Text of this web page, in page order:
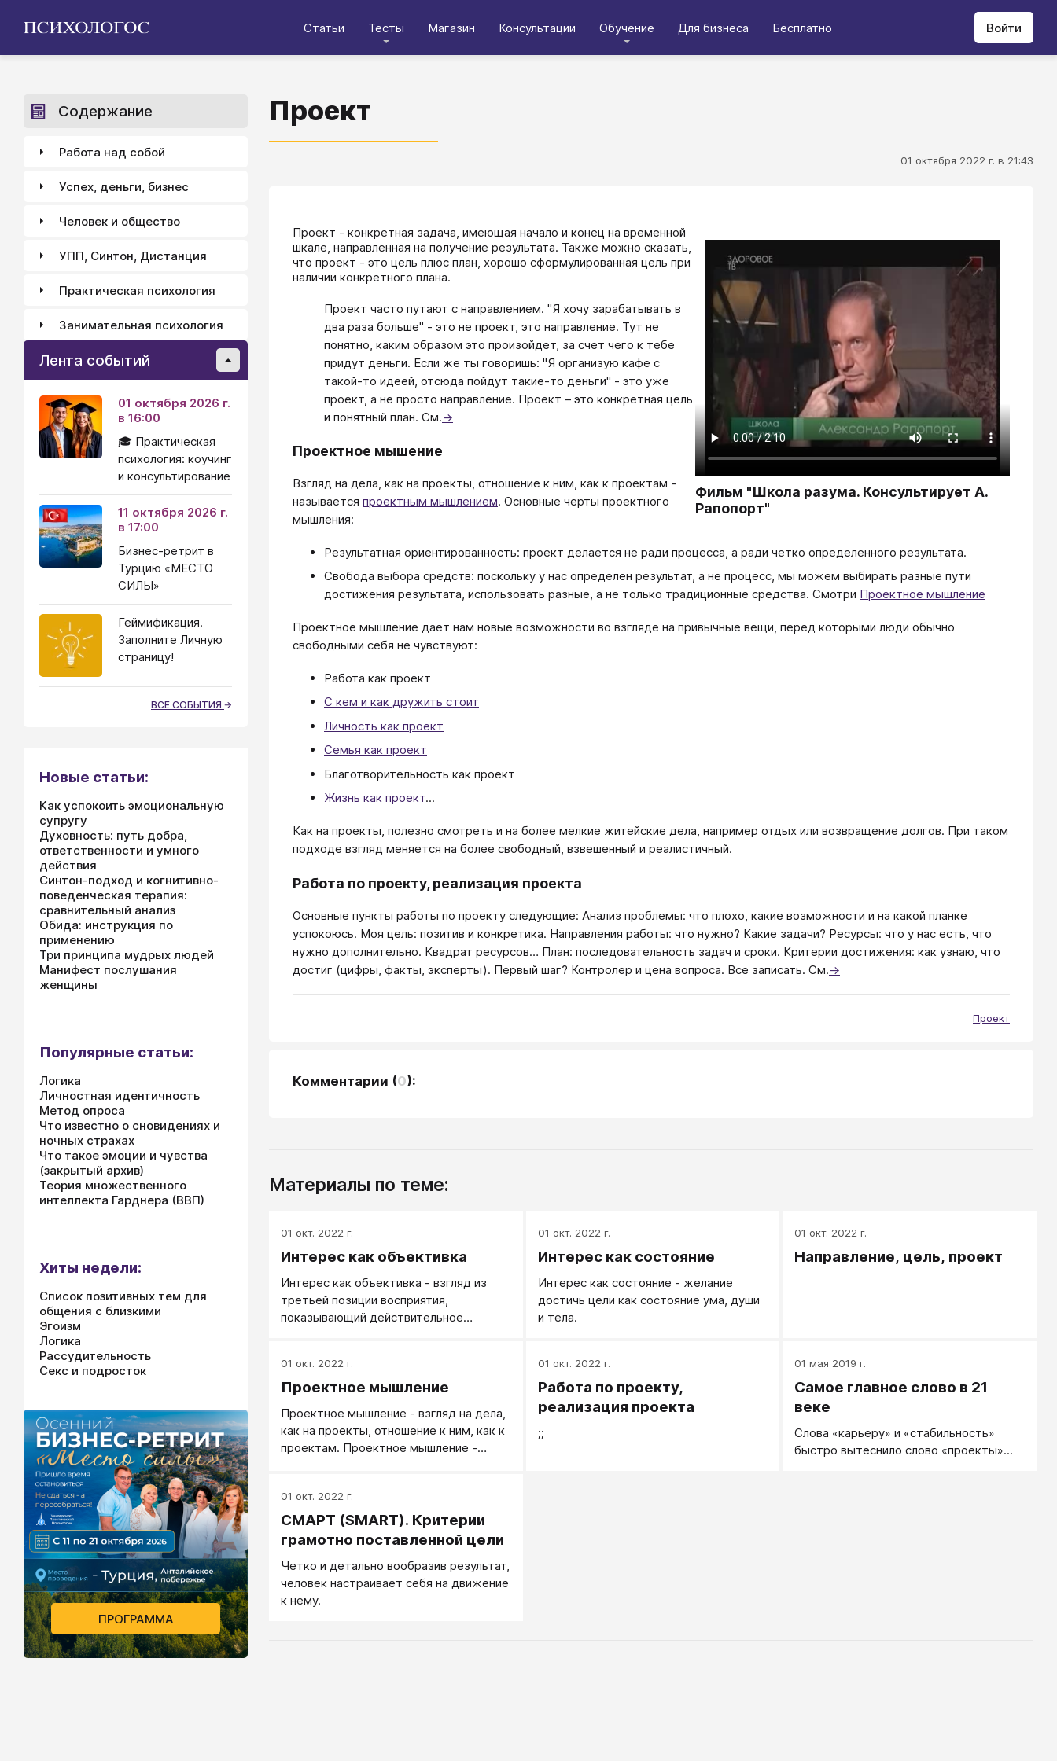
Статьи Тесты Магазин Консультации Обучение Для бизнеса Бесплатно Войти
Проект
01 октября 2022 г. в 21:43
Фильм "Школа разума. Консультирует А.
Рапопорт"
​​​​​​​Проект - конкретная задача, имеющая начало и конец на временной
шкале, направленная на получение результата. Также можно сказать,
что проект - это цель плюс план, хорошо сформулированная цель при
наличии конкретного плана.
Проект часто путают с направлением. "Я хочу зарабатывать в
два раза больше" - это не проект, это направление. Тут не
понятно, каким образом это произойдет, за счет чего к тебе
придут деньги. Если же ты говоришь: "Я организую кафе с
такой-то идеей, отсюда пойдут такие-то деньги" - это уже
проект, а не просто направление. Проект – это конкретная цель
и понятный план. См.→
Проектное мышение
Взгляд на дела, как на проекты, отношение к ним, как к проектам -
называется проектным мышлением. Основные черты проектного
мышления:
Результатная ориентированность: проект делается не ради процесса, а ради четко определенного результата.
Свобода выбора средств: поскольку у нас определен результат, а не процесс, мы можем выбирать разные пути
достижения результата, использовать разные, а не только традиционные средства. Смотри Проектное мышление
Проектное мышление дает нам новые возможности во взгляде на привычные вещи, перед которыми люди обычно
свободными себя не чувствуют:
Работа как проект
С кем и как дружить стоит
Личность как проект
Семья как проект
Благотворительность как проект
Жизнь как проект...
Как на проекты, полезно смотреть и на более мелкие житейские дела, например отдых или возвращение долгов. При таком
подходе взгляд меняется на более свободный, взвешенный и реалистичный.
Работа по проекту, реализация проекта
Основные пункты работы по проекту следующие: Анализ проблемы: что плохо, какие возможности и на какой планке
успокоюсь. Моя цель: позитив и конкретика. Направления работы: что нужно? Какие задачи? Ресурсы: что у нас есть, что
нужно дополнительно. Квадрат ресурсов… План: последовательность задач и сроки. Критерии достижения: как узнаю, что
достиг (цифры, факты, эксперты). Первый шаг? Контролер и цена вопроса. Все записать. См.→
Проект
Комментарии (0):
Материалы по теме:
01 окт. 2022 г.
Интерес как объективка
Интерес как объективка - взгляд из
третьей позиции восприятия,
показывающий действительное
Интерес как объективка может
отличаться от интереса как состояния:
- его состояние интереса меняется,
хотя объективно не изменилось ничего.
01 окт. 2022 г.
Интерес как состояние
Интерес как состояние - желание
достичь цели как состояние ума, души
и тела.
01 окт. 2022 г.
Направление, цель, проект
01 окт. 2022 г.
Проектное мышление
Проектное мышление - взгляд на дела,
как на проекты, отношение к ним, как к
проектам. Проектное мышление -
01 окт. 2022 г.
Работа по проекту,
реализация проекта
;;
01 мая 2019 г.
Самое главное слово в 21
веке
Слова «карьеру» и «стабильность»
быстро вытеснило слово «проекты»...
01 окт. 2022 г.
СМАРТ (SMART). Критерии
грамотно поставленной цели
Четко и детально вообразив результат,
человек настраивает себя на движение
к нему.
Содержание
Работа над собой
Успех, деньги, бизнес
Человек и общество
УПП, Синтон, Дистанция
Практическая психология
Занимательная психология
Лента событий
01 октября 2026 г.
в 16:00
🎓 Практическая
психология: коучинг
и консультирование
11 октября 2026 г.
в 17:00
Бизнес-ретрит в
Турцию «МЕСТО
СИЛЫ»
Геймификация.
Заполните Личную
страницу!
ВСЕ СОБЫТИЯ
Новые статьи:
Как успокоить эмоциональную
супругу
Духовность: путь добра,
ответственности и умного
действия
Синтон-подход и когнитивно-
поведенческая терапия:
сравнительный анализ
Обида: инструкция по
применению
Три принципа мудрых людей
Манифест послушания
женщины
Популярные статьи:
Логика
Личностная идентичность
Метод опроса
Что известно о сновидениях и
ночных страхах
Что такое эмоции и чувства
(закрытый архив)
Теория множественного
интеллекта Гарднера (ВВП)
Хиты недели:
Список позитивных тем для
общения с близкими
Эгоизм
Логика
Рассудительность
Секс и подросток
ПРОГРАММА